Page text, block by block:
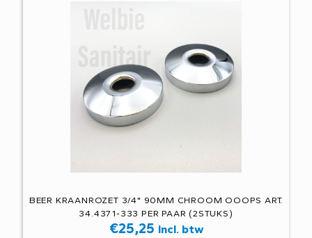
BEER KRAANROZET 3/4" 90MM CHROOM OOOPS ART.
34.4371-333 PER PAAR (2STUKS)
€25,25 Incl. btw